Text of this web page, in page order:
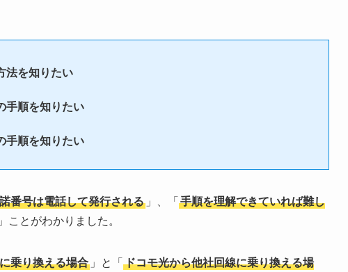
法を知りたい
手順を知りたい
手順を知りたい
番号は電話して発行される 」、「 手順を理解できていれば難し
」ことがわかりました。
乗り換える場合 」と「 ドコモ光から他社回線に乗り換える場